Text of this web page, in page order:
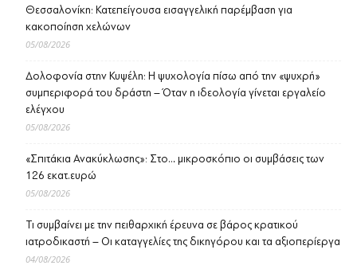
Θεσσαλονίκη: Κατεπείγουσα εισαγγελική παρέμβαση για
κακοποίηση χελώνων
05/08/2026
Δολοφονία στην Κυψέλη: Η ψυχολογία πίσω από την «ψυχρή»
συμπεριφορά του δράστη – Όταν η ιδεολογία γίνεται εργαλείο
ελέγχου
05/08/2026
«Σπιτάκια Ανακύκλωσης»: Στο… μικροσκόπιο οι συμβάσεις των
126 εκατ.ευρώ
05/08/2026
Τι συμβαίνει με την πειθαρχική έρευνα σε βάρος κρατικού
ιατροδικαστή – Οι καταγγελίες της δικηγόρου και τα αξιοπερίεργα
04/08/2026